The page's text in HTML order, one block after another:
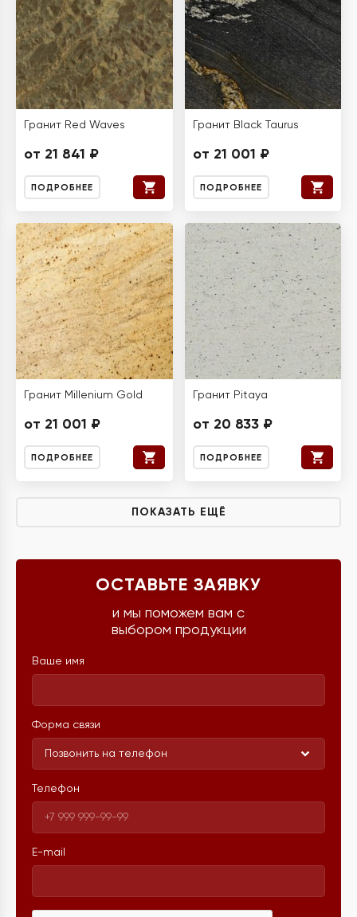
Гранит Red Waves
от 21 841 ₽
ПОДРОБНЕЕ
Гранит Black Taurus
от 21 001 ₽
ПОДРОБНЕЕ
Гранит Millenium Gold
от 21 001 ₽
ПОДРОБНЕЕ
Гранит Pitaya
от 20 833 ₽
ПОДРОБНЕЕ
ПОКАЗАТЬ ЕЩЁ
ОСТАВЬТЕ ЗАЯВКУ
и мы поможем вам с
выбором продукции
Ваше имя
Форма связи
Позвонить на телефон
Телефон
E-mail